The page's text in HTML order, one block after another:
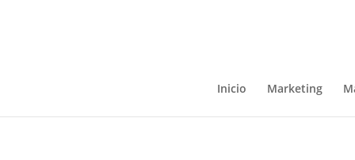
Inicio Marketing